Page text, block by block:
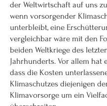
der Weltwirtschaft auf uns
wenn vorsorgender
unterbleibt, eine
vergleichbar wäre mit den
beiden Weltkriege des
Jahrhunderts. Vor allem hat
dass die Kosten
Klimaschutzes diejenigen
Klimavorsorge um ein